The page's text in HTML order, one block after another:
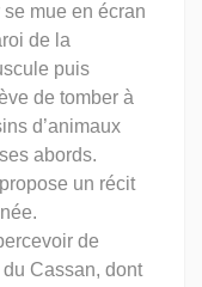
mue en écran
de la
puis
de tomber à
d’animaux
abords.
un récit
de
Cassan, dont